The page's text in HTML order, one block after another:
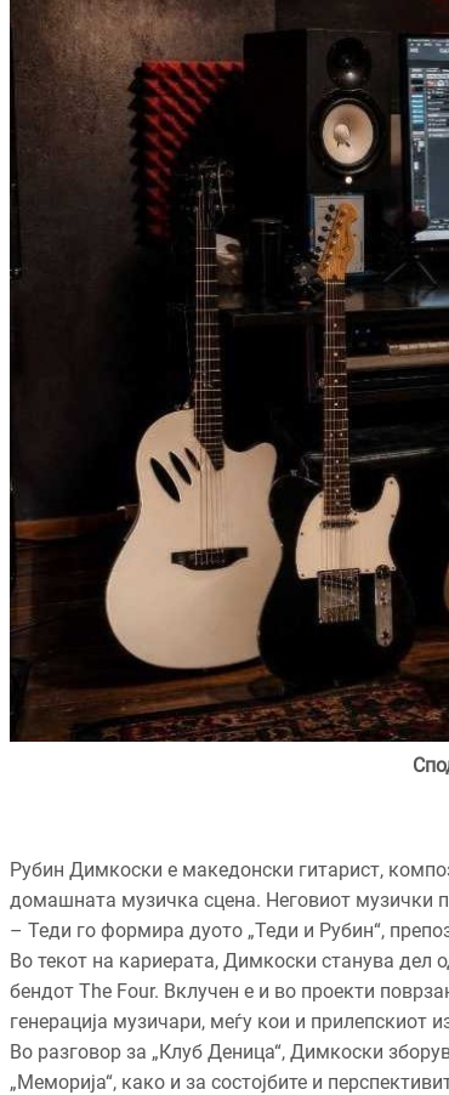
Рубин Димкоски е македонски гитарист,
домашната музичка сцена. Неговиот музички
– Теди го формира дуото „Теди и Рубин“,
Во текот на кариерата, Димкоски станува дел
бендот The Four. Вклучен е и во проекти
генерација музичари, меѓу кои и прилепскиот
Во разговор за „Клуб Деница“, Димкоски
„Меморија“, како и за состојбите и